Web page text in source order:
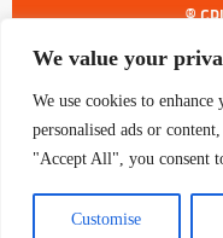
We value your
We use cookies to
personalised ads or
"Accept All", you consent
Customise
®